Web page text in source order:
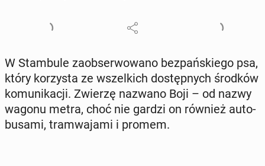
W Stam­bu­le za­ob­ser­wo­wa­no bez­pań­skie­go psa,
który ko­rzy­sta ze wszel­kich do­stęp­nych środków
ko­mu­ni­ka­cji. Zwierzę nazwano Boji – od nazwy
wagonu metra, choć nie gardzi on również au­to­
bu­sa­mi, tram­wa­ja­mi i promem.